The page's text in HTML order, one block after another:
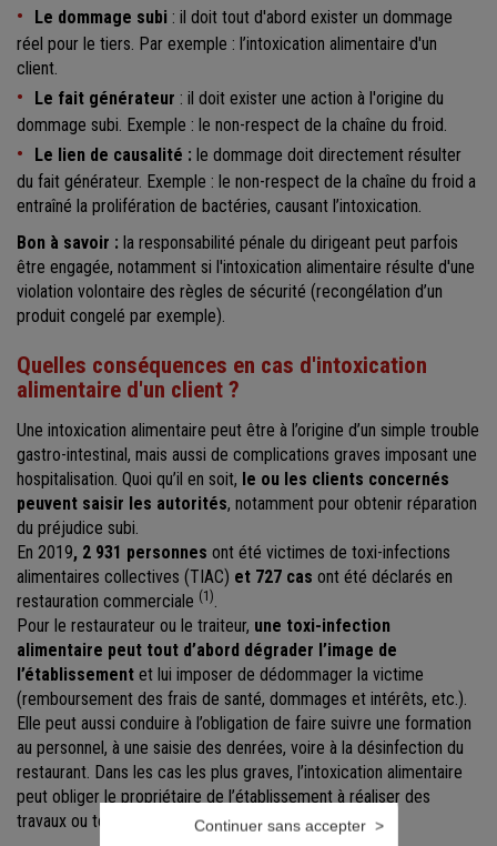
Le dommage subi : il doit tout d'abord exister un dommage
réel pour le tiers. Par exemple : l’intoxication alimentaire d'un
client.
Le fait générateur : il doit exister une action à l'origine du
dommage subi. Exemple : le non-respect de la chaîne du froid.
Le lien de causalité : le dommage doit directement résulter
du fait générateur. Exemple : le non-respect de la chaîne du froid a
entraîné la prolifération de bactéries, causant l’intoxication.
Bon à savoir : la responsabilité pénale du dirigeant peut parfois
être engagée, notamment si l'intoxication alimentaire résulte d'une
violation volontaire des règles de sécurité (recongélation d’un
produit congelé par exemple).
Quelles conséquences en cas d'intoxication
alimentaire d'un client ?
Une intoxication alimentaire peut être à l’origine d’un simple trouble
gastro-intestinal, mais aussi de complications graves imposant une
hospitalisation. Quoi qu’il en soit, le ou les clients concernés
peuvent saisir les autorités, notamment pour obtenir réparation
du préjudice subi.
En 2019, 2 931 personnes ont été victimes de toxi-infections
alimentaires collectives (TIAC) et 727 cas ont été déclarés en
restauration commerciale (1).
Pour le restaurateur ou le traiteur, une toxi-infection
alimentaire peut tout d’abord dégrader l’image de
l’établissement et lui imposer de dédommager la victime
(remboursement des frais de santé, dommages et intérêts, etc.).
Elle peut aussi conduire à l’obligation de faire suivre une formation
au personnel, à une saisie des denrées, voire à la désinfection du
restaurant. Dans les cas les plus graves, l’intoxication alimentaire
peut obliger le propriétaire de l’établissement à réaliser des
travaux ou tout simplement à fermer.Continuer sans accepter